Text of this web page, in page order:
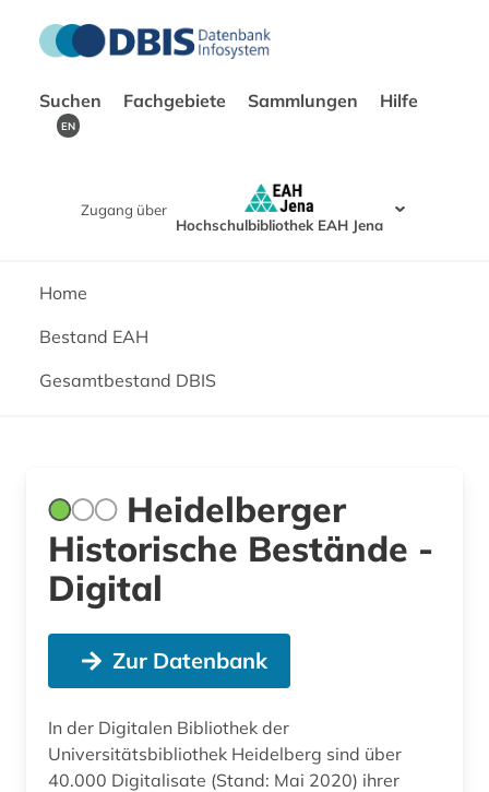
Suchen Fachgebiete Sammlungen Hilfe
EN
Zugang über
Hochschulbibliothek EAH Jena
Home
Bestand EAH
Gesamtbestand DBIS
Heidelberger
Historische Bestände -
Digital
Zur Datenbank
In der Digitalen Bibliothek der
Universitätsbibliothek Heidelberg sind über
40.000 Digitalisate (Stand: Mai 2020) ihrer